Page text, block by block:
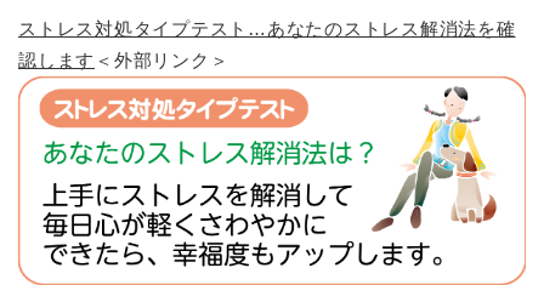
ストレス対処タイプテスト…あなたのストレス解消法を確
認します ＜外部リンク＞